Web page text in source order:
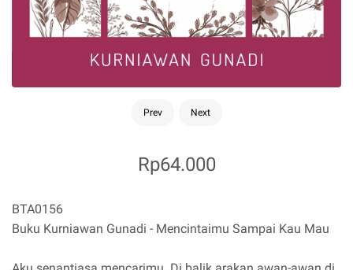
Prev Next
Rp64.000
BTA0156
Buku Kurniawan Gunadi - Mencintaimu Sampai Kau Mau